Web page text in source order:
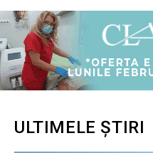
ULTIMELE ȘTIRI